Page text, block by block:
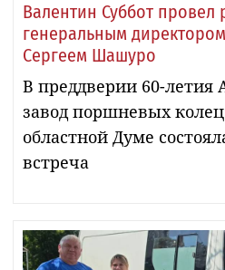
Валентин Суббот провел
генеральным
Сергеем Шашуро
В преддверии 60-
завод поршневых
областной Думе
встреча